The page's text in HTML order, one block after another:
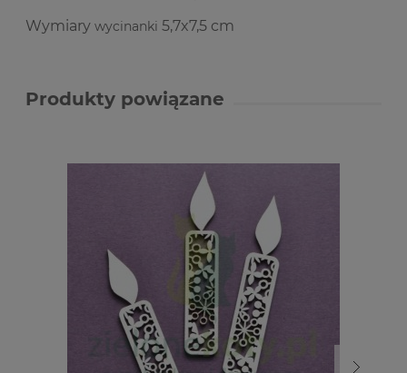
Wymiary wycinanki 5,7x7,5 cm
Produkty powiązane